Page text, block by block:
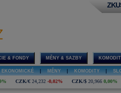
& FONDY MĚNY & SAZBY
EKONOMICKÉ MĚNY KOMODITY
CZK/€ 24,232 -0,02% CZK/$ 20,966 0,00%